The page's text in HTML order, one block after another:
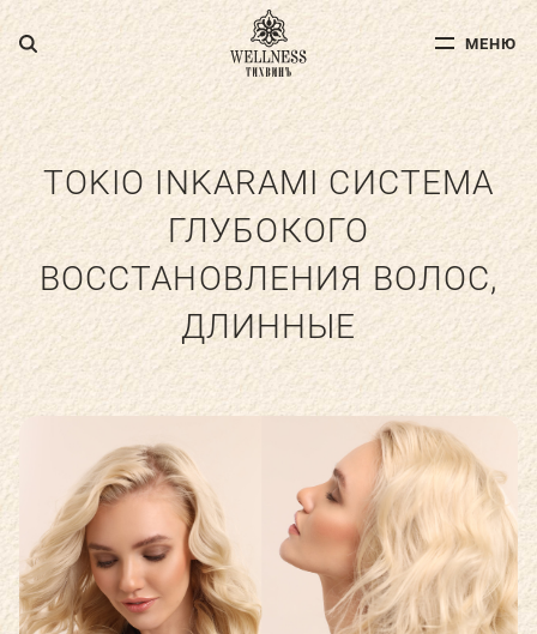
МЕНЮ
МЕНЮ
ДЛЯ ВЗРОСЛЫХ ДЛЯ ДЕТЕЙ
ФИТНЕС
СПА-УСЛУГИ
АКВА-ЗОНА
УСЛУГИ ДОКТОРОВ
СЬЮТЫ И ПАРЕНИЯ
TOKIO INKARAMI СИСТЕМА
ГЛУБОКОГО
ВОССТАНОВЛЕНИЯ ВОЛОС,
ДЛИННЫЕ